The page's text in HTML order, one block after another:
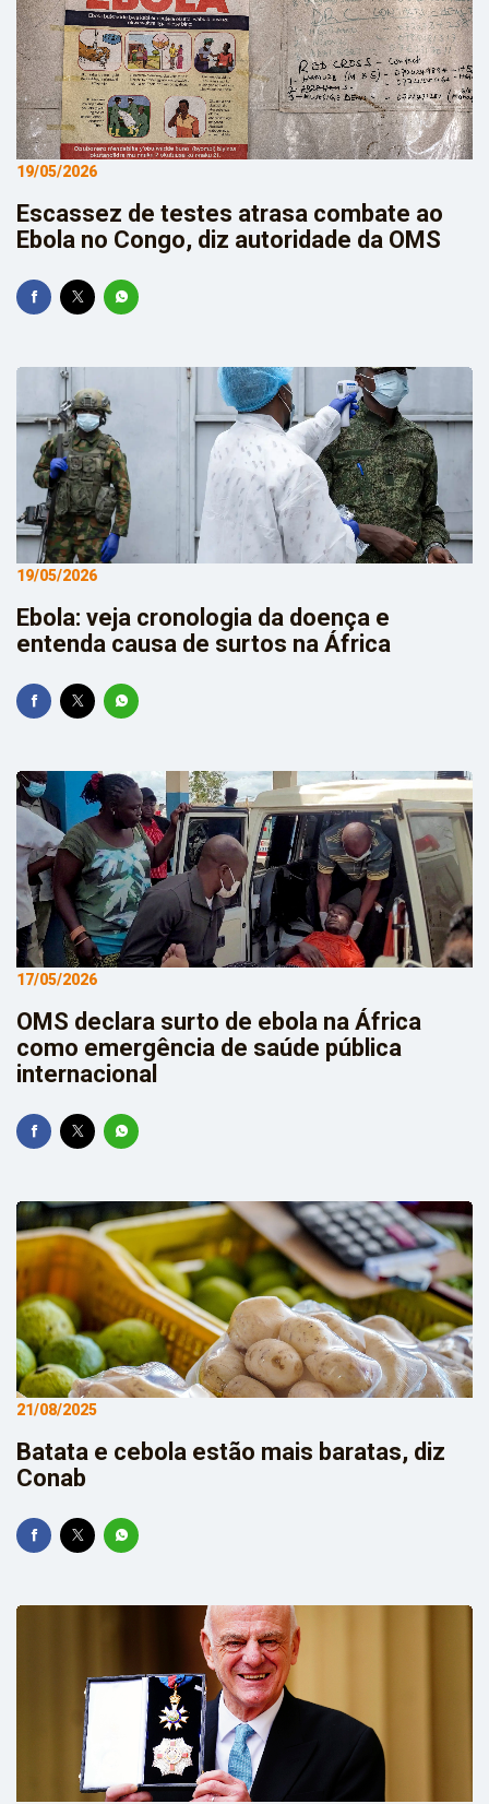
19/05/2026
Escassez de testes atrasa combate ao
Ebola no Congo, diz autoridade da OMS
19/05/2026
Ebola: veja cronologia da doença e
entenda causa de surtos na África
17/05/2026
OMS declara surto de ebola na África
como emergência de saúde pública
internacional
21/08/2025
Batata e cebola estão mais baratas, diz
Conab